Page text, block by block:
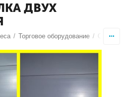
ДВУХ
/ Торговое оборудование / Обувные